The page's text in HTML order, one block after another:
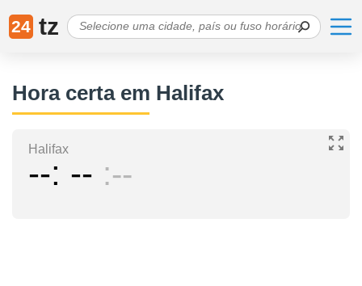
24 tz
Hora certa em Halifax
Halifax
-- -- --